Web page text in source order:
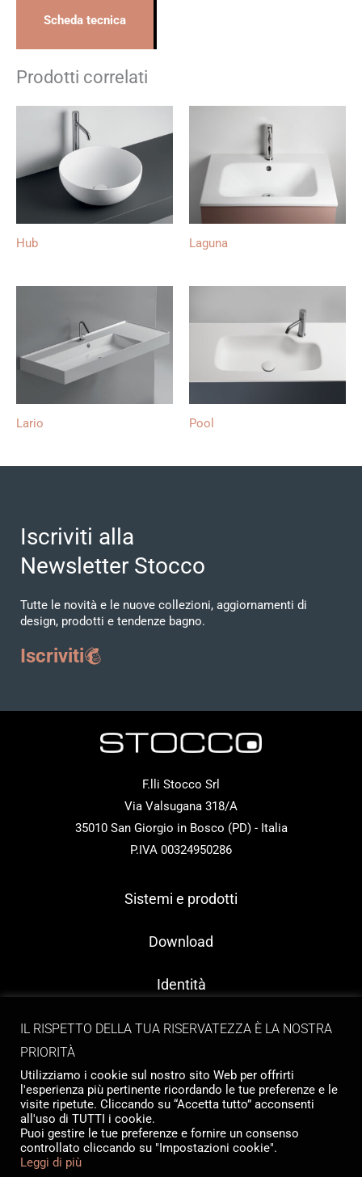
Scheda tecnica
Prodotti correlati
Hub Laguna
Lario Pool
Iscriviti alla
Newsletter Stocco
Tutte le novità e le nuove collezioni, aggiornamenti di
design, prodotti e tendenze bagno.
Iscriviti
F.lli Stocco Srl
Via Valsugana 318/A
35010 San Giorgio in Bosco (PD) - Italia
P.IVA 00324950286
Sistemi e prodotti
Download
Identità
Contatti
Copyright © 2026 Tailormade Stocco
IL RISPETTO DELLA TUA RISERVATEZZA È LA NOSTRA
PRIORITÀ
Utilizziamo i cookie sul nostro sito Web per offrirti
l'esperienza più pertinente ricordando le tue preferenze e le
visite ripetute. Cliccando su “Accetta tutto” acconsenti
all'uso di TUTTI i cookie.
Puoi gestire le tue preferenze e fornire un consenso
controllato cliccando su "Impostazioni cookie".
Leggi di più